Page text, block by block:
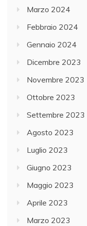
Marzo 2024
Febbraio 2024
Gennaio 2024
Dicembre 2023
Novembre 2023
Ottobre 2023
Settembre 2023
Agosto 2023
Luglio 2023
Giugno 2023
Maggio 2023
Aprile 2023
Marzo 2023